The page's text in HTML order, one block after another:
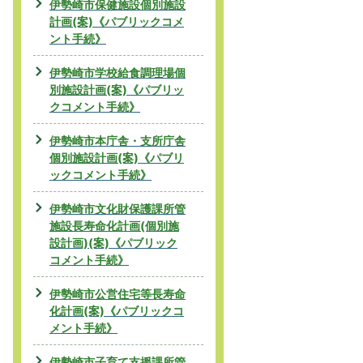
伊勢崎市保健施設個別施設
計画(案)《パブリックコメ
ント手続》
伊勢崎市学校給食調理場個
別施設計画(案)《パブリッ
クコメント手続》
伊勢崎市本庁舎・支所庁舎
個別施設計画(案)《パブリ
ックコメント手続》
伊勢崎市文化財保護課所管
施設長寿命化計画(個別施
設計画)(案)《パブリック
コメント手続》
伊勢崎市公営住宅等長寿命
化計画(案)《パブリックコ
メント手続》